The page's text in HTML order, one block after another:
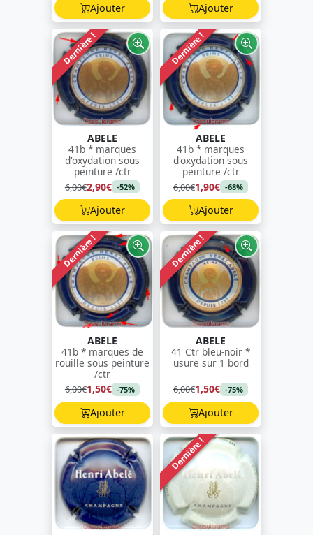
Ajouter Ajouter
Dernière !
ABELE
41b * marques
d'oxydation sous
peinture /ctr
6,00€2,90€ -52%
Ajouter
Dernière !
ABELE
41b * marques
d'oxydation sous
peinture /ctr
6,00€1,90€ -68%
Ajouter
Dernière !
ABELE
41b * marques de
rouille sous peinture
/ctr
6,00€1,50€ -75%
Ajouter
Dernière !
ABELE
41 Ctr bleu-noir *
usure sur 1 bord
6,00€1,50€ -75%
Ajouter
Dernière !